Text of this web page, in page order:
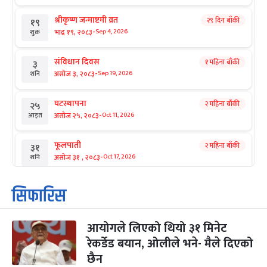
१९
शुक्र
श्रीकृष्ण जन्माष्टमी व्रत
भाद्र १९, २०८३-Sep 4, 2026
२९ दिन बाँकी
३
शनि
संविधान दिवस
असोज ३, २०८३-Sep 19, 2026
१ महिना बाँकी
२५
आइत
घटस्थापना
असोज २५, २०८३-Oct 11, 2026
२ महिना बाँकी
३१
शनि
फूलपाती
असोज ३१ , २०८३-Oct 17, 2026
२ महिना बाँकी
१
आइत
कार्तिक सङ्क्रान्ति
कार्तिक १, २०८३
३
मंगल
महानवमी
कार्तिक ३, २०८३-Oct 20, 2026
२ महिना बाँकी
सिफारिस
आयोगले लिएको थियो ३१ मिनेट
रेकर्डेड बयान, ओलीले भने- मैले दिएको
छैन